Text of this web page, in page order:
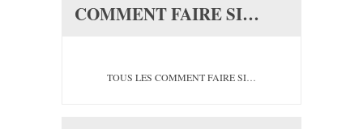
COMMENT FAIRE SI…
TOUS LES COMMENT FAIRE SI…